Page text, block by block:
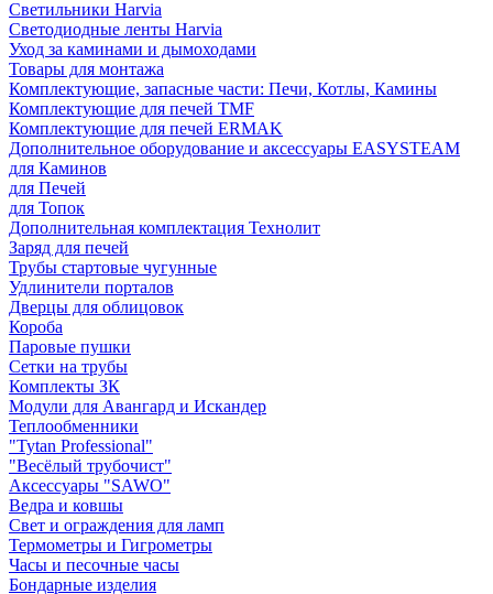
Светильники Harvia
Светодиодные ленты Harvia
Уход за каминами и дымоходами
Товары для монтажа
Комплектующие, запасные части: Печи, Котлы, Камины
Комплектующие для печей TMF
Комплектующие для печей ERMAK
Дополнительное оборудование и аксессуары EASYSTEAM
для Каминов
для Печей
для Топок
Дополнительная комплектация Технолит
Заряд для печей
Трубы стартовые чугунные
Удлинители порталов
Дверцы для облицовок
Короба
Паровые пушки
Сетки на трубы
Комплекты ЗК
Модули для Авангард и Искандер
Теплообменники
"Tytan Professional"
"Весёлый трубочист"
Аксессуары "SAWO"
Ведра и ковшы
Свет и ограждения для ламп
Термометры и Гигрометры
Часы и песочные часы
Бондарные изделия